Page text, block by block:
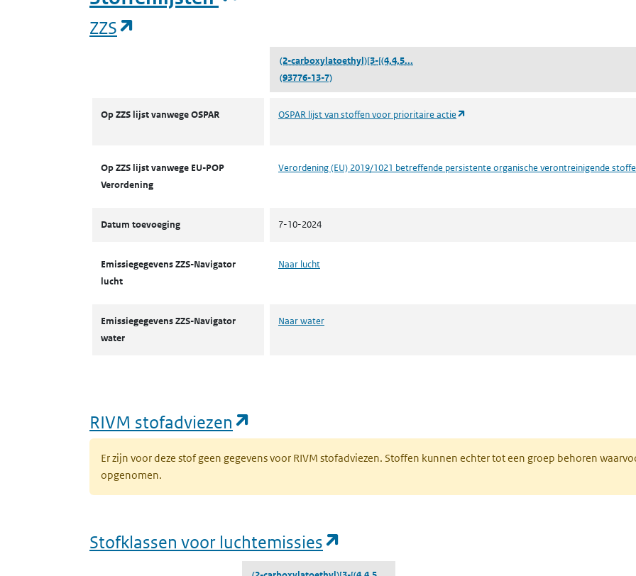
ZZS
(2-carboxylatoethyl)[3-[(4,4,5...
(93776-13-7)
Op ZZS lijst vanwege OSPAR OSPAR lijst van stoffen voor prioritaire actie
Op ZZS lijst vanwege EU-POP
Verordening
Verordening (EU) 2019/1021 betreffende persistente organische verontreinigende
Datum toevoeging 7-10-2024
Emissiegegevens ZZS-Navigator
lucht
Naar lucht
Emissiegegevens ZZS-Navigator
water
Naar water
RIVM stofadviezen
Er zijn voor deze stof geen gegevens voor RIVM stofadviezen. Stoffen kunnen echter tot een groep behoren
opgenomen.
Stofklassen voor luchtemissies